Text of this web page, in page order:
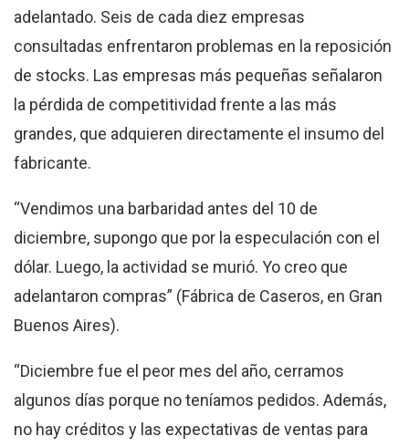
adelantado. Seis de cada diez empresas
consultadas enfrentaron problemas en la reposición
de stocks. Las empresas más pequeñas señalaron
la pérdida de competitividad frente a las más
grandes, que adquieren directamente el insumo del
fabricante.
“Vendimos una barbaridad antes del 10 de
diciembre, supongo que por la especulación con el
dólar. Luego, la actividad se murió. Yo creo que
adelantaron compras” (Fábrica de Caseros, en Gran
Buenos Aires).
“Diciembre fue el peor mes del año, cerramos
algunos días porque no teníamos pedidos. Además,
no hay créditos y las expectativas de ventas para